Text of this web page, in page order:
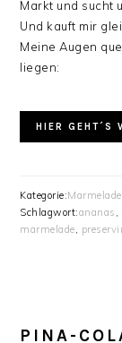
Markt und sucht
Und kauft mir
Meine Augen
liegen:
HIER GEHT´S
Kategorie:
Schlagwort:ananas ,
marmelade,
PINA-